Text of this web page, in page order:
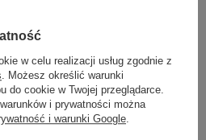
w celu realizacji usług zgodnie z
. Możesz określić warunki
do cookie w Twojej przeglądarce.
i prywatności można
i warunki Google.